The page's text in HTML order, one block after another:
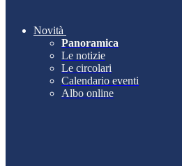
Novità
Panoramica
Le notizie
Le circolari
Calendario eventi
Albo online